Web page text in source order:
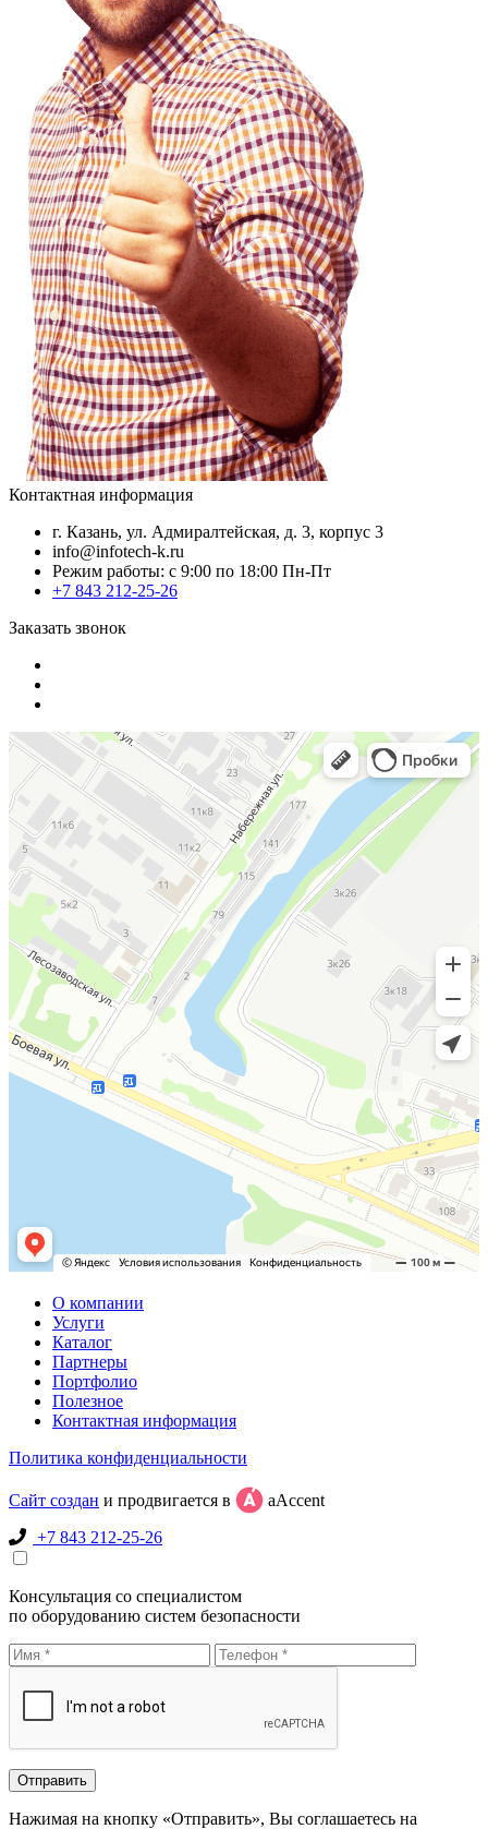
Контактная информация
г. Казань, ул. Адмиралтейская, д. 3, корпус 3
info@infotech-k.ru
Режим работы: с 9:00 по 18:00 Пн-Пт
+7 843 212-25-26
Заказать звонок
О компании
Услуги
Каталог
Партнеры
Портфолио
Полезное
Контактная информация
Политика конфиденциальности
Сайт создан и продвигается в
aAccent
+7 843 212-25-26
Консультация со специалистом
по оборудованию систем безопасности
Нажимая на кнопку «Отправить», Вы соглашаетесь на